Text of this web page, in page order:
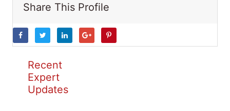
Share This Profile
Recent
Expert
Updates